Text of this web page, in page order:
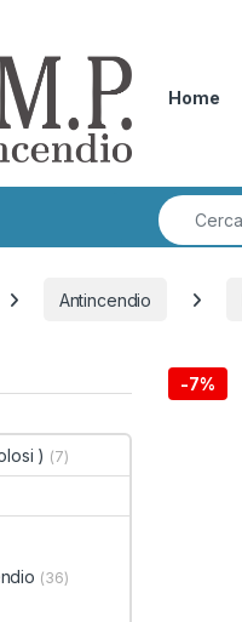
Home
Search for:
Antincendio
-7%
) (7)
(36)